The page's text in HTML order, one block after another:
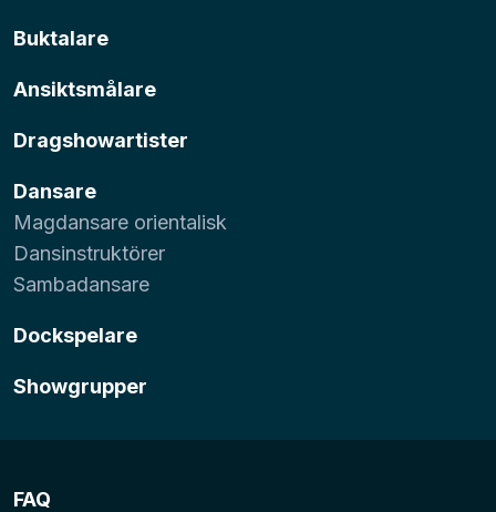
Buktalare
Ansiktsmålare
Dragshowartister
Dansare
Magdansare orientalisk
Dansinstruktörer
Sambadansare
Dockspelare
Showgrupper
FAQ